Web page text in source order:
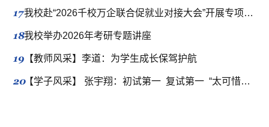
17我校赴“2026千校万企联合促就业对接大会”开展专项拓岗行动
18我校举办2026年考研专题讲座
19 【教师风采】李道：为学生成长保驾护航
20【学子风采】 张宇翔：初试第一 复试第一 “太可惜了”？411分的当事人有话要说